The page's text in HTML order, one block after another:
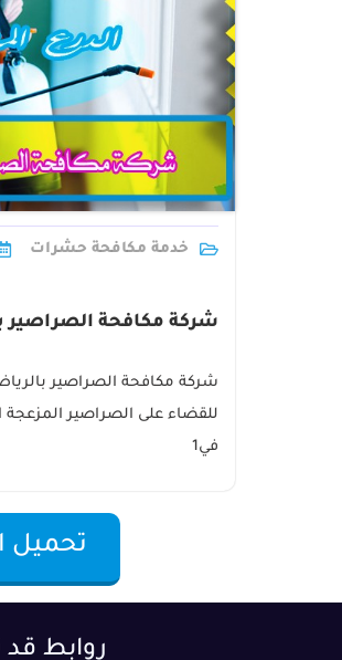
خدمة مكافحة حشرات
شركة مكافحة الصراصير بالرياض
شركة مكافحة الصراصير
للقضاء على الصراصير
في1
تحميل
روابط